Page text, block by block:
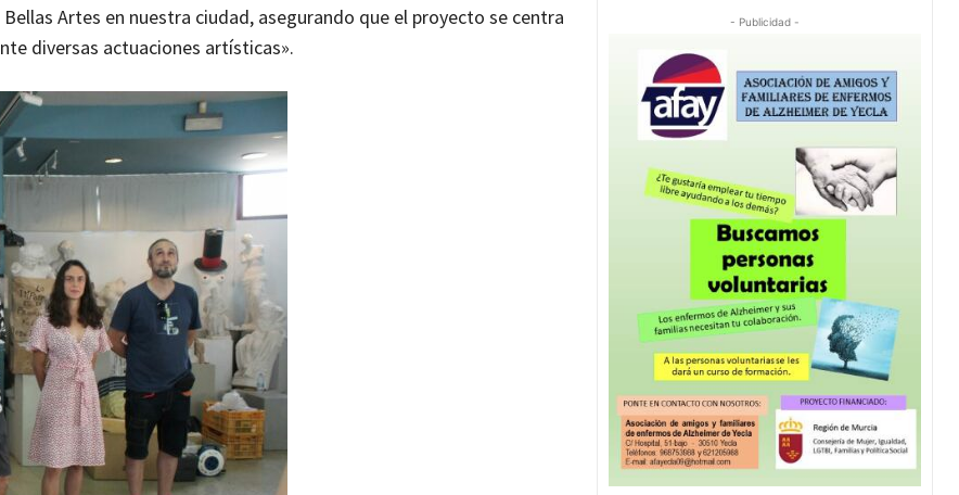
Artes en nuestra ciudad, asegurando que el proyecto se centra
diversas actuaciones artísticas».
- Publicidad -